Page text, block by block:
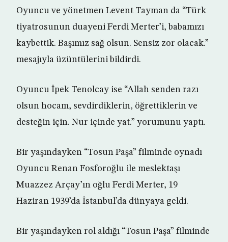
Oyuncu ve yönetmen Levent Tayman da “Türk
tiyatrosunun duayeni Ferdi Merter’i, babamızı
kaybettik. Başımız sağ olsun. Sensiz zor olacak.”
mesajıyla üzüntülerini bildirdi.
Oyuncu İpek Tenolcay ise “Allah senden razı
olsun hocam, sevdirdiklerin, öğrettiklerin ve
desteğin için. Nur içinde yat.” yorumunu yaptı.
Bir yaşındayken “Tosun Paşa” filminde oynadı
Oyuncu Renan Fosforoğlu ile meslektaşı
Muazzez Arçay’ın oğlu Ferdi Merter, 19
Haziran 1939’da İstanbul’da dünyaya geldi.
Bir yaşındayken rol aldığı “Tosun Paşa” filminde